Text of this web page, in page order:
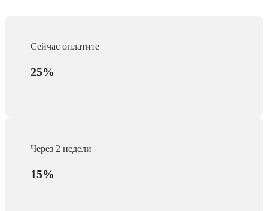
Сейчас оплатите
25%
Через 2 недели
15%